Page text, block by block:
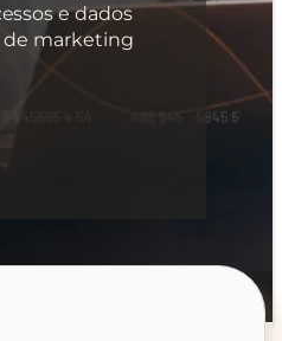
e dados
de marketing